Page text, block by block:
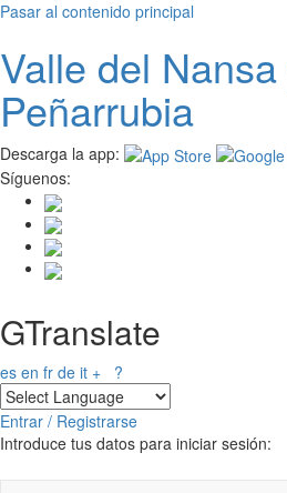
Pasar al contenido principal
Valle del Nansa
Peñarrubia
Descarga la app:
Síguenos:
GTranslate
es en fr de it + ?
Entrar / Registrarse
Introduce tus datos para iniciar sesión: